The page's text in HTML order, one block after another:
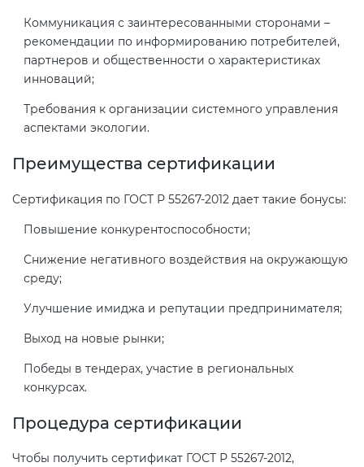
Коммуникация с заинтересованными сторонами –
рекомендации по информированию потребителей,
партнеров и общественности о характеристиках
инноваций;
Требования к организации системного управления
аспектами экологии.
Преимущества сертификации
Сертификация по ГОСТ Р 55267-2012 дает такие бонусы:
Повышение конкурентоспособности;
Снижение негативного воздействия на окружающую
среду;
Улучшение имиджа и репутации предпринимателя;
Выход на новые рынки;
Победы в тендерах, участие в региональных
конкурсах.
Процедура сертификации
Чтобы получить сертификат ГОСТ Р 55267-2012,
электромагнитной
совместимости (ТР ТС 020)
Сертификация детских товаров
(ТР ТС 007)
промышленности (ТР ТС 017)
оборудования (ТР ТС 010)
Сертификация средств
индивидуальной защиты (ТР ТС
Действующие технические
регламенты